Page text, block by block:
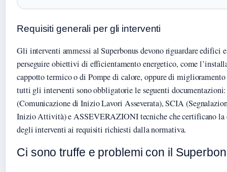
Requisiti generali per gli interventi
Gli interventi ammessi al Superbonus devono riguardare edifici
perseguire obiettivi di efficientamento energetico, come
cappotto termico o di Pompe di calore, oppure di
tutti gli interventi sono obbligatorie le seguenti
(Comunicazione di Inizio Lavori Asseverata), SCIA
Inizio Attività) e ASSEVERAZIONI tecniche che certificano la
degli interventi ai requisiti richiesti dalla normativa.
Ci sono truffe e problemi con il